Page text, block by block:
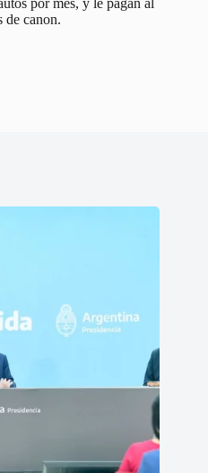
por mes, y le pagan al
de canon.